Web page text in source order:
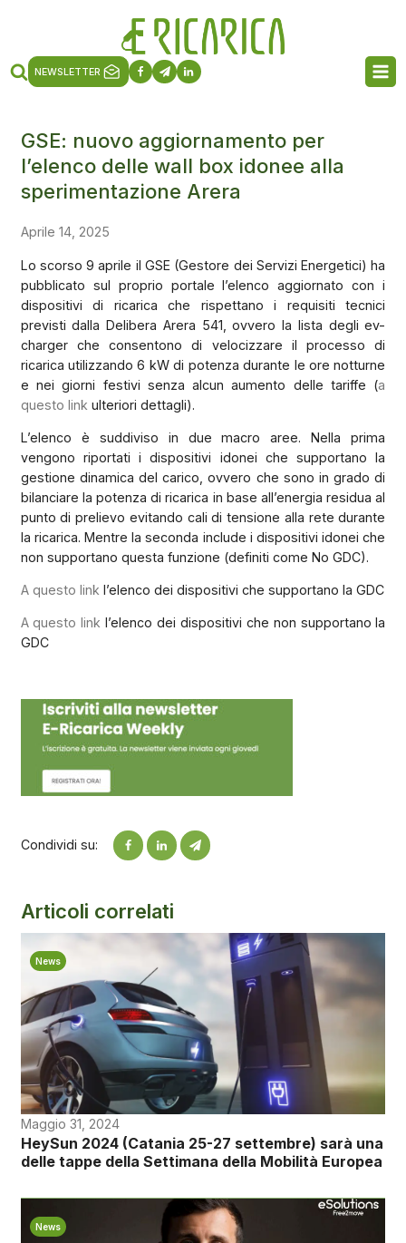
NEWSLETTER
GSE: nuovo aggiornamento per
l’elenco delle wall box idonee alla
sperimentazione Arera
Aprile 14, 2025
Lo scorso 9 aprile il GSE (Gestore dei Servizi Energetici) ha
pubblicato sul proprio portale l’elenco aggiornato con i
dispositivi di ricarica che rispettano i requisiti tecnici
previsti dalla Delibera Arera 541, ovvero la lista degli ev-
charger che consentono di velocizzare il processo di
ricarica utilizzando 6 kW di potenza durante le ore notturne
e nei giorni festivi senza alcun aumento delle tariffe (a
questo link ulteriori dettagli).
L’elenco è suddiviso in due macro aree. Nella prima
vengono riportati i dispositivi idonei che supportano la
gestione dinamica del carico, ovvero che sono in grado di
bilanciare la potenza di ricarica in base all’energia residua al
punto di prelievo evitando cali di tensione alla rete durante
la ricarica. Mentre la seconda include i dispositivi idonei che
non supportano questa funzione (definiti come No GDC).
A questo link l’elenco dei dispositivi che supportano la GDC
A questo link l’elenco dei dispositivi che non supportano la
GDC
Condividi su:
Articoli correlati
News
Maggio 31, 2024
HeySun 2024 (Catania 25-27 settembre) sarà una
delle tappe della Settimana della Mobilità Europea
News